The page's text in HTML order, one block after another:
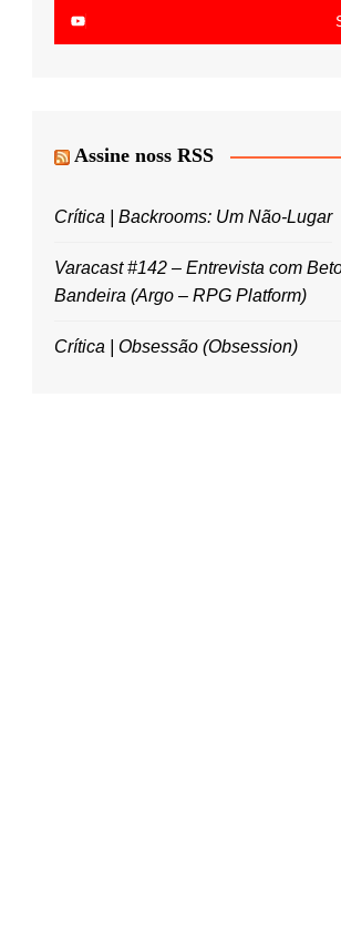
Assine noss RSS
Crítica | Backrooms: Um Não-Lugar
Varacast #142 – Entrevista com
Bandeira (Argo – RPG Platform)
Crítica | Obsessão (Obsession)